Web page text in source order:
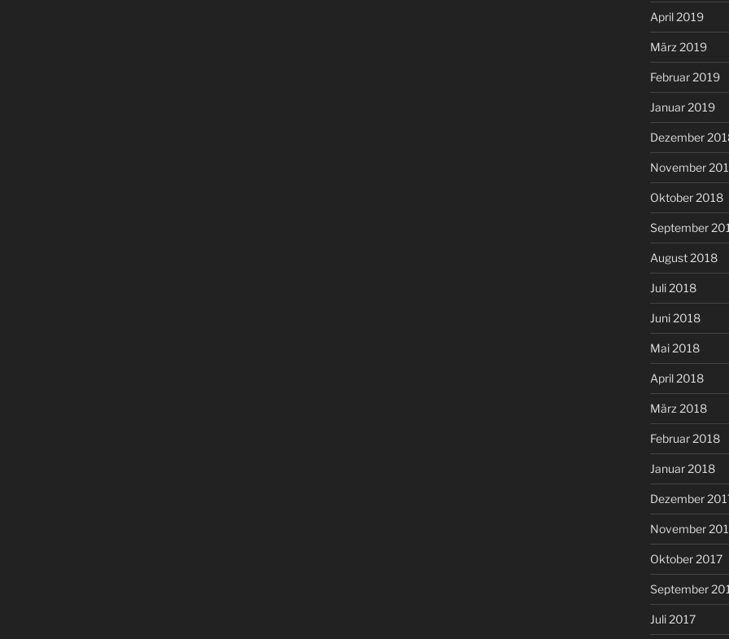
April 2019
März 2019
Februar 2019
Januar 2019
Dezember
November
Oktober 2018
September
August 2018
Juli 2018
Juni 2018
Mai 2018
April 2018
März 2018
Februar 2018
Januar 2018
Dezember
November
Oktober 2017
September
Juli 2017